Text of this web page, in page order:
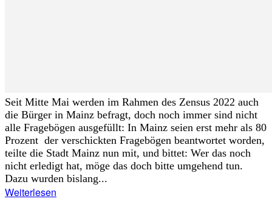
Seit Mitte Mai werden im Rahmen des Zensus 2022 auch
die Bürger in Mainz befragt, doch noch immer sind nicht
alle Fragebögen ausgefüllt: In Mainz seien erst mehr als 80
Prozent der verschickten Fragebögen beantwortet worden,
teilte die Stadt Mainz nun mit, und bittet: Wer das noch
nicht erledigt hat, möge das doch bitte umgehend tun.
Dazu wurden bislang...
Weiterlesen